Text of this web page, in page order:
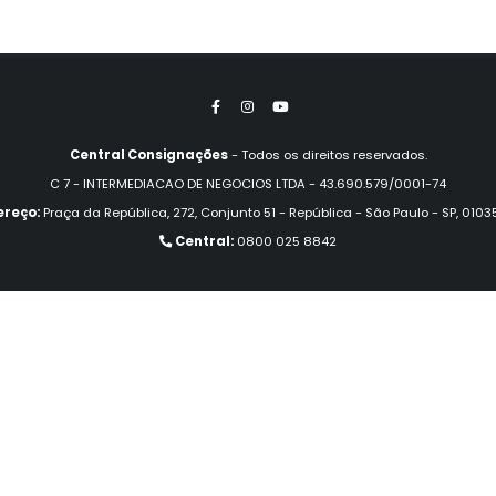
Central Consignações- Todos os direitos reservados.
C 7 - INTERMEDIACAO DE NEGOCIOS LTDA - 43.690.579/0001-74
Praça da República, 272, Conjunto 51 - República - São Paulo - SP,
Central: 0800 025 8842